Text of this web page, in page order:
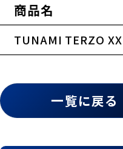
商品名
TUNAMI TERZO
一覧に戻る